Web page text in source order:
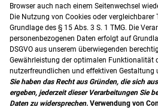
Browser auch nach einem Seitenwechsel
Die Nutzung von Cookies oder
Grundlage des § 15 Abs. 3 S. 1 TMG. Die
personenbezogenen Daten erfolgt auf
DSGVO aus unserem überwiegenden
Gewährleistung der optimalen Funktionalität
nutzerfreundlichen und effektiven Gestaltung
Sie haben das Recht aus Gründen, die sich
ergeben, jederzeit dieser Verarbeitungen Sie
Daten zu widersprechen. Verwendung von